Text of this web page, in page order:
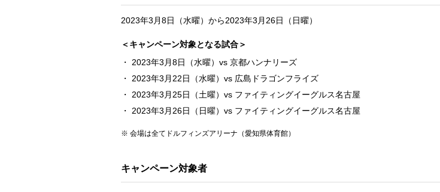
2023年3月8日（水曜）から2023年3月26日（日曜）
＜キャンペーン対象となる試合＞
2023年3月8日（水曜）vs 京都ハンナリーズ
2023年3月22日（水曜）vs 広島ドラゴンフライズ
2023年3月25日（土曜）vs ファイティングイーグルス名古屋
2023年3月26日（日曜）vs ファイティングイーグルス名古屋
会場は全てドルフィンズアリーナ（愛知県体育館）
キャンペーン対象者